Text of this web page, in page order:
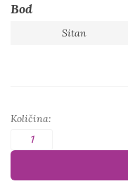
Bod
Sitan
Količina: